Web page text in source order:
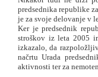
predsednika republike
je za svoje delovanje v
Ker je predsednik
stroškov iz leta 2005
izkazalo, da
načrtu Urada
aktivnosti ter za